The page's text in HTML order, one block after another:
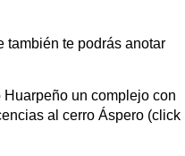
también te podrás anotar
un complejo con
al cerro Áspero (click